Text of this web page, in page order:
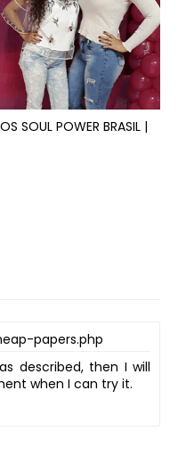
SOUL POWER BRASIL |
papers.php
described, then I will
when I can try it.